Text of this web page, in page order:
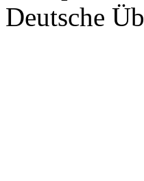
Deutsche